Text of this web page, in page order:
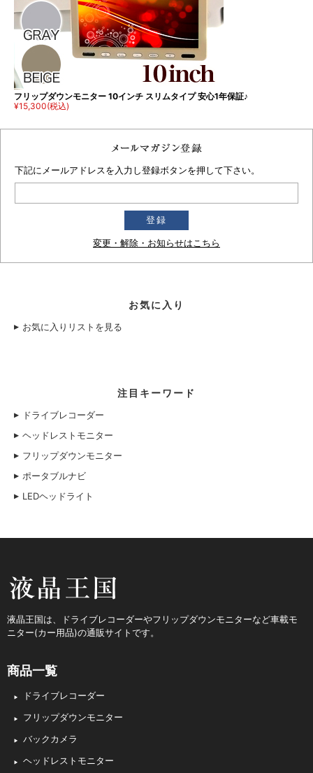
フリップダウンモニター 10インチ スリムタイプ 安心1年保証♪
¥15,300(税込)
下記にメールアドレスを入力し登録ボタンを押して下さい。
変更・解除・お知らせはこちら
お気に入り
お気に入りリストを見る
注目キーワード
ドライブレコーダー
ヘッドレストモニター
フリップダウンモニター
ポータブルナビ
LEDヘッドライト
液晶王国は、ドライブレコーダーやフリップダウンモニターなど車載モ
ニター(カー用品)の通販サイトです。
商品一覧
ドライブレコーダー
フリップダウンモニター
バックカメラ
ヘッドレストモニター